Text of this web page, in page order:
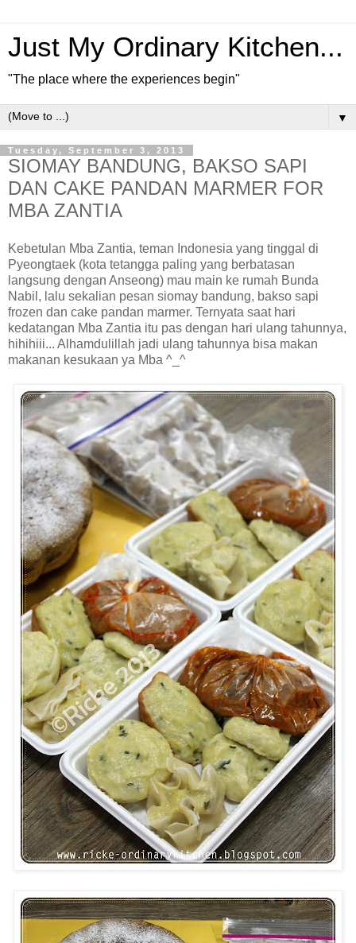
Just My Ordinary Kitchen...
"The place where the experiences begin"
▼
Tuesday, September 3, 2013
SIOMAY BANDUNG, BAKSO SAPI
DAN CAKE PANDAN MARMER FOR
MBA ZANTIA
Kebetulan Mba Zantia, teman Indonesia yang tinggal di
Pyeongtaek (kota tetangga paling yang berbatasan
langsung dengan Anseong) mau main ke rumah Bunda
Nabil, lalu sekalian pesan siomay bandung, bakso sapi
frozen dan cake pandan marmer. Ternyata saat hari
kedatangan Mba Zantia itu pas dengan hari ulang tahunnya,
hihihiii... Alhamdulillah jadi ulang tahunnya bisa makan
makanan kesukaan ya Mba ^_^